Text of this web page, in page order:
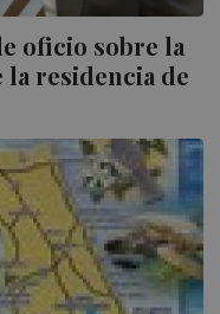
oficio sobre la
la residencia de